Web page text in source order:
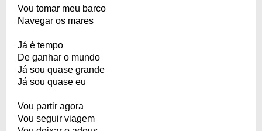
Vou tomar meu barco
Navegar os mares
Já é tempo
De ganhar o mundo
Já sou quase grande
Já sou quase eu
Vou partir agora
Vou seguir viagem